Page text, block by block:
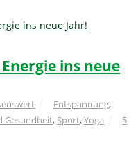
ins neue
Entspannung,
Gesundheit, Sport,Yoga
5